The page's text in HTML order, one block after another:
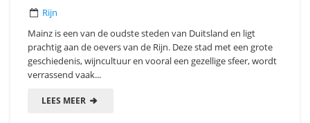
Rijn
Mainz is een van de oudste steden van Duitsland en ligt
prachtig aan de oevers van de Rijn. Deze stad met een grote
geschiedenis, wijncultuur en vooral een gezellige sfeer, wordt
verrassend vaak...
LEES MEER